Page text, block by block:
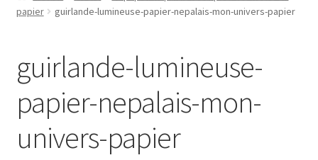
papier
guirlande-lumineuse-papier-nepalais-mon-univers-papier
guirlande-lumineuse-
papier-nepalais-mon-
univers-papier